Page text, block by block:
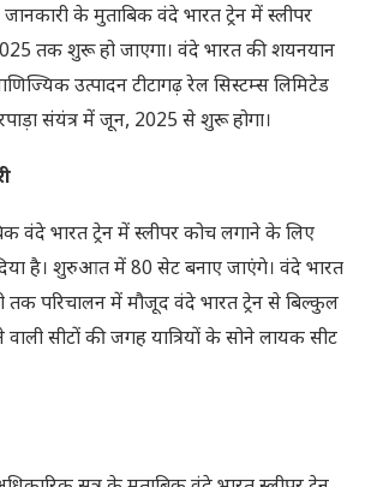
के मुताबिक वंदे भारत ट्रेन में स्‍लीपर
तक शुरू हो जाएगा। वंदे भारत की शयनयान
उत्पादन टीटागढ़ रेल सिस्टम्स लिमिटेड
संयंत्र में जून, 2025 से शुरू होगा।
वंदे भारत ट्रेन में स्‍लीपर कोच लगाने के लिए
है। शुरुआत में 80 सेट बनाए जाएंगे। वंदे भारत
तक परिचालन में मौजूद वंदे भारत ट्रेन से बिल्‍कुल
सीटों की जगह यात्रियों के सोने लायक सीट